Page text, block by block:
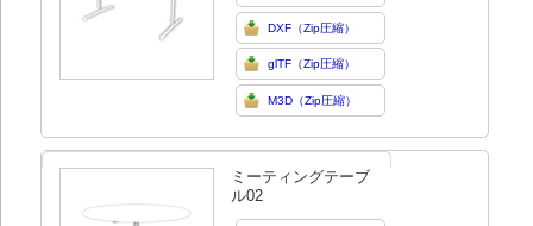
DXF（Zip圧縮）
glTF（Zip圧縮）
M3D（Zip圧縮）
ミーティングテーブ
ル02